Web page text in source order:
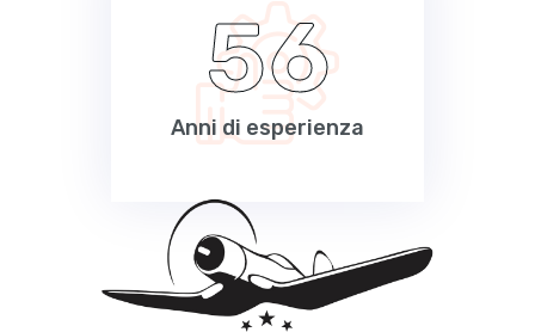
56
Anni di esperienza